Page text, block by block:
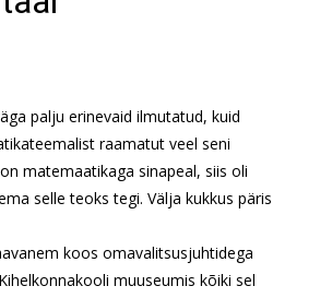
palju erinevaid ilmutatud, kuid
raamatut veel seni
matemaatikaga sinapeal, siis oli
selle teoks tegi. Välja kukkus päris
koos omavalitsusjuhtidega
muuseumis kõiki sel